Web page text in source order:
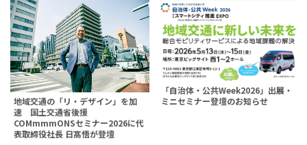
地域交通の「リ・デザイン」を加
速 国土交通省後援
COMmmmONSセミナー2026に代
表取締役社長 日髙悟が登壇
「自治体・公共Week2026」出展・
ミニセミナー登壇のお知らせ